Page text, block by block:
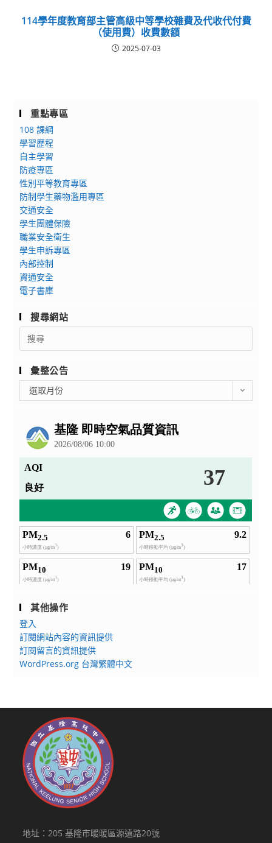
114學年度教育部主管高級中等學校雜費及代收代付費
（使用費）收費數額
2025-07-03
重點專區
108 課綱
學習歷程
自主學習
防疫專區
性別平等教育專區
防制學生藥物濫用專區
交通安全
學生團體保險
職業安全衛生
學生申訴專區
內部控制
資通安全
電子書庫
搜尋網站
Search
for:
彙整公告
整
選取月份
其他操作
登入
訂閱網站內容的資訊提供
訂閱留言的資訊提供
WordPress.org 台灣繁體中文
地址：205 基隆市暖暖區源遠路20號